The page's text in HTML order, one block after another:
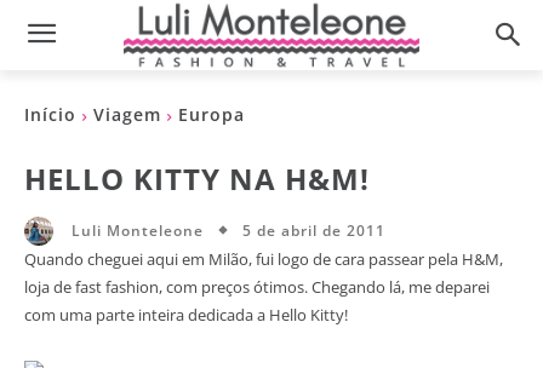
Início Viagem Europa
HELLO KITTY NA H&M!
Luli Monteleone 5 de abril de 2011
Quando cheguei aqui em Milão, fui logo de cara passear pela H&M,
loja de fast fashion, com preços ótimos. Chegando lá, me deparei
com uma parte inteira dedicada a Hello Kitty!